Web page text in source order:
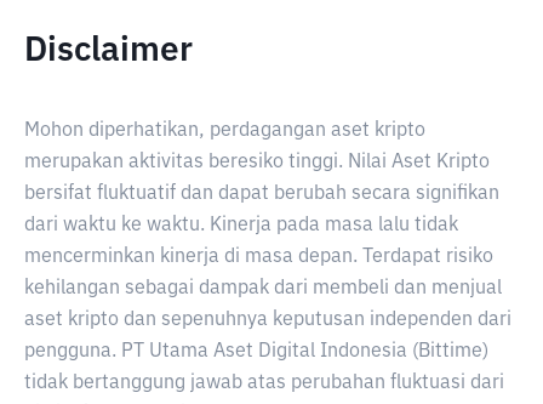
Disclaimer
Mohon diperhatikan, perdagangan aset kripto
merupakan aktivitas beresiko tinggi. Nilai Aset Kripto
bersifat fluktuatif dan dapat berubah secara signifikan
dari waktu ke waktu. Kinerja pada masa lalu tidak
mencerminkan kinerja di masa depan. Terdapat risiko
kehilangan sebagai dampak dari membeli dan menjual
aset kripto dan sepenuhnya keputusan independen dari
pengguna. PT Utama Aset Digital Indonesia (Bittime)
tidak bertanggung jawab atas perubahan fluktuasi dari